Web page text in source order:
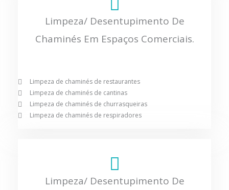
Limpeza/ Desentupimento De
Chaminés Em Espaços Comerciais.
Limpeza de chaminés de restaurantes
Limpeza de chaminés de cantinas
Limpeza de chaminés de churrasqueiras
Limpeza de chaminés de respiradores
Limpeza/ Desentupimento De